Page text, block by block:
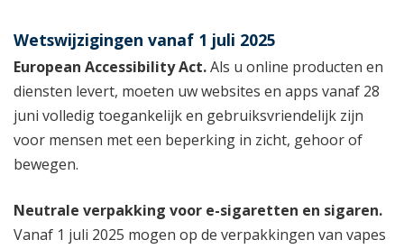
Wetswijzigingen vanaf 1 juli 2025
European Accessibility Act.Als u online producten en
diensten levert, moeten uw websites en apps vanaf 28
juni volledig toegankelijk en gebruiksvriendelijk zijn
voor mensen met een beperking in zicht, gehoor of
bewegen.
Neutrale verpakking voor e-sigaretten en sigaren.
Vanaf 1 juli 2025 mogen op de verpakkingen van vapes